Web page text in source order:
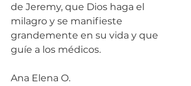
de Jeremy, que Dios haga el
milagro y se manifieste
grandemente en su vida y que
guíe a los médicos.
Ana Elena O.